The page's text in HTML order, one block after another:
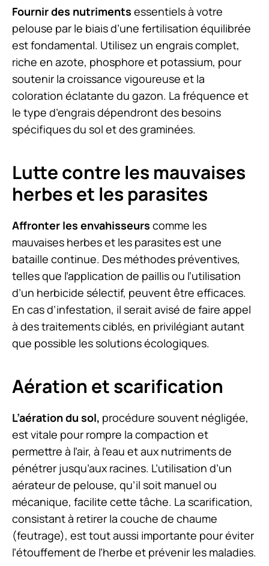
Fournir des nutriments essentiels à votre
pelouse par le biais d’une fertilisation équilibrée
est fondamental. Utilisez un engrais complet,
riche en azote, phosphore et potassium, pour
soutenir la croissance vigoureuse et la
coloration éclatante du gazon. La fréquence et
le type d’engrais dépendront des besoins
spécifiques du sol et des graminées.
Lutte contre les mauvaises
herbes et les parasites
Affronter les envahisseurs comme les
mauvaises herbes et les parasites est une
bataille continue. Des méthodes préventives,
telles que l’application de paillis ou l’utilisation
d’un herbicide sélectif, peuvent être efficaces.
En cas d’infestation, il serait avisé de faire appel
à des traitements ciblés, en privilégiant autant
que possible les solutions écologiques.
Aération et scarification
L’aération du sol, procédure souvent négligée,
est vitale pour rompre la compaction et
permettre à l’air, à l’eau et aux nutriments de
pénétrer jusqu’aux racines. L’utilisation d’un
aérateur de pelouse, qu’il soit manuel ou
mécanique, facilite cette tâche. La scarification,
consistant à retirer la couche de chaume
(feutrage), est tout aussi importante pour éviter
l’étouffement de l’herbe et prévenir les maladies.